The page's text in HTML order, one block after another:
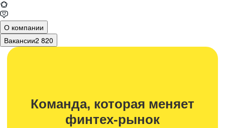
О компании
Вакансии2 820
Команда, которая меняет
финтех-рынок